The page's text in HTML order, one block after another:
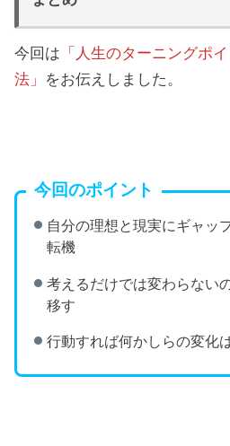
今回は 「人生のターニングポ
法」 をお伝えしました。
今回のポイント
自分の理想と現実にギャッ
転機
考えるだけでは変わらない
移す
行動すれば何かしらの変化